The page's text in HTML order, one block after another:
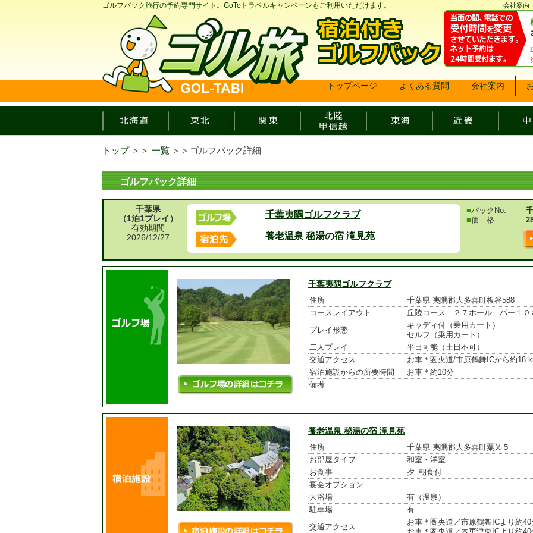
ゴルフパック旅行の予約専門サイト。GoToトラベルキャンペーンもご利用いただけます。 会社案内
トップページ よくある質問 会社案内
トップ ＞＞ 一覧 ＞＞ ゴルフパック詳細
ゴルフパック詳細
千葉県
（1泊1プレイ）
有効期間
2026/12/27
千葉夷隅ゴルフクラブ
養老温泉 秘湯の宿 滝見苑
■パックNo.
■価 格
千葉夷隅ゴルフクラブ
住所
千葉県 夷隅郡大多喜町板谷588
コースレイアウト
丘陵コース ２７ホール パー１０
プレイ形態
キャディ付（乗用カート）
セルフ（乗用カート）
二人プレイ
平日可能（土日不可）
交通アクセス
宿泊施設からの所要時間
お車＊約10分
備考
養老温泉 秘湯の宿 滝見苑
住所
千葉県 夷隅郡大多喜町粟又５
お部屋タイプ
和室・洋室
お食事
夕_朝食付
宴会オプション
大浴場
有（温泉）
駐車場
有
交通アクセス
お車＊圏央道／市原鶴舞ICより約40